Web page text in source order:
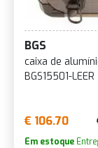
BGS
caixa de
BGS15501-LEER
€ 106.70
Em estoque